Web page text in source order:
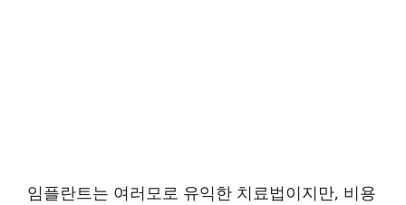
임플란트는 여러모로 유익한 치료법이지만, 비용